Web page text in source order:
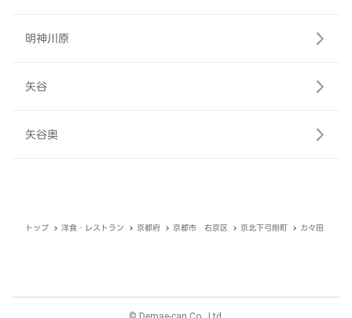
明神川原
矢谷
矢谷奥
トップ 洋食・レストラン 京都府 京都市 右京区 京北下弓削町 カ々田